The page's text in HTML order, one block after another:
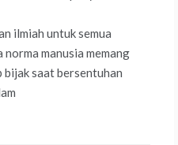
ilmiah untuk semua
manusia memang
bijak saat bersentuhan